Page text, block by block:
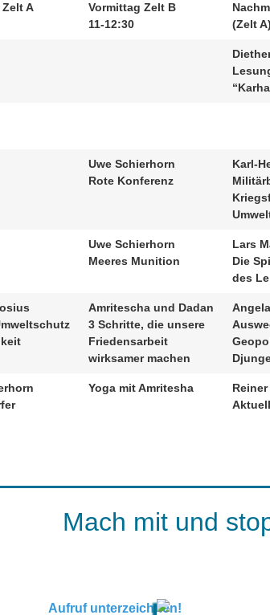
A
Vormittag Zelt B
11-12:30
(Zelt
Uwe Schierhorn
Rote Konferenz
Karl-
Uwe Schierhorn
Meeres Munition
Lars
Die
des
Amritescha und Dadan
3 Schritte, die unsere
Friedensarbeit
wirksamer machen
Yoga mit Amritesha
Mach mit und